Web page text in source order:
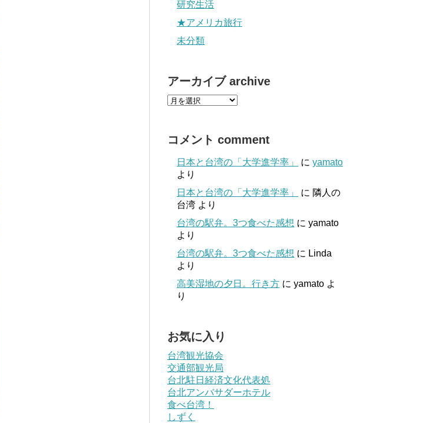
研究生活
★アメリカ旅行
未分類
アーカイブ archive
コメント comment
日本と台湾の「大学進学率」 に yamato
より
日本と台湾の「大学進学率」
に 隣人の
台湾 より
台湾の駅弁。3つ食べた感想 に yamato
より
台湾の駅弁。3つ食べた感想 に Linda
より
高美湿地の夕日。行き方 に yamato よ
り
お気に入り
台湾観光協会
交通部観光局
台北駐日経済文化代表処
台北アンバサダーホテル
食べ台湾！
しずく